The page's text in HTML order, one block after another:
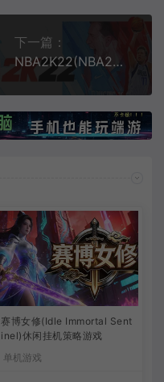
下一篇：
NBA2K22(NBA2K22)简中|PC|SPG|修改器|篮球体育运动游戏
赛博女修(Idle Immortal Sent
inel)休闲挂机策略游戏
单机游戏